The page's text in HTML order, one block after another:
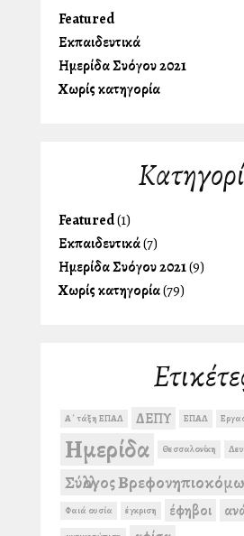
Featured
Εκπαιδευτικά
Ημερίδα Συλλόγου 2021
Χωρίς κατηγορία
Featured(1)
Εκπαιδευτικά(7)
Ημερίδα Συλλόγου 2021(9)
Χωρίς κατηγορία(79)
Α΄ τάξη ΕΠΑΛ ΔΕΠΥ ΕΠΑΛ
Ημερίδα Θεσσαλονίκη
Σύλλογος
Φαιά ουσία έγκριση έφηβοι